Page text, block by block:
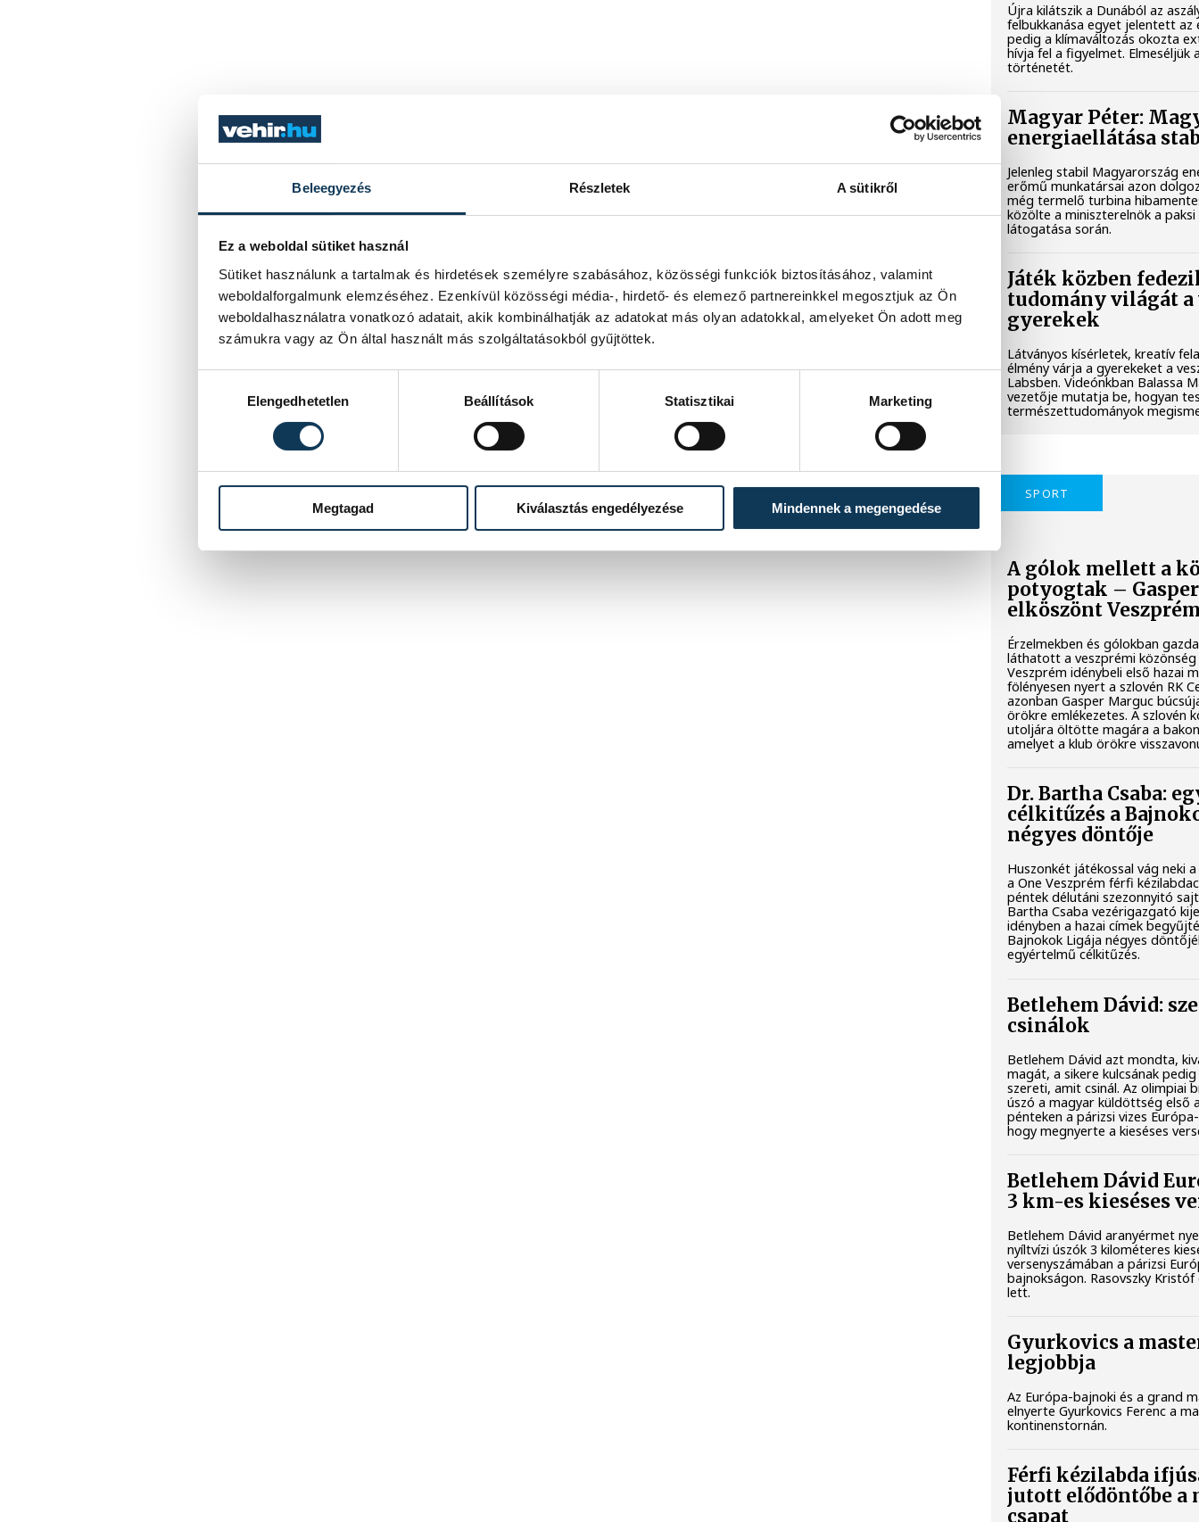
Beleegyezés Részletek A sütikről
Ez a weboldal sütiket használ
Sütiket használunk a tartalmak és hirdetések személyre szabásához, közösségi funkciók biztosításához, valamint
weboldalforgalmunk elemzéséhez. Ezenkívül közösségi média-, hirdető- és elemező partnereinkkel megosztjuk az Ön
weboldalhasználatra vonatkozó adatait, akik kombinálhatják az adatokat más olyan adatokkal, amelyeket Ön adott meg
számukra vagy az Ön által használt más szolgáltatásokból gyűjtöttek.
Elengedhetetlen
Beállítások Statisztikai Marketing
Megtagad Kiválasztás engedélyezése Mindennek a megengedése
Újra kilátszik a Dunából az
felbukkanása egyet jelentett az
pedig a klímaváltozás okozta
hívja fel a figyelmet. Elmeséljük
történetét.
Magyar Péter:
energiaellátása
Jelenleg stabil Magyarország
erőmű munkatársai azon
még termelő turbina
közölte a miniszterelnök a
látogatása során.
Játék közben
tudomány világát a
gyerekek
Látványos kísérletek, kreatív
élmény várja a gyerekeket a
Labsben. Videónkban Balassa
vezetője mutatja be, hogyan
természettudományok
SPORT
A gólok mellett a
potyogtak –
elköszönt
Érzelmekben és gólokban
láthatott a veszprémi közönség
Veszprém idénybeli első hazai
fölényesen nyert a szlovén RK
azonban Gasper Marguc
örökre emlékezetes. A szlovén
utoljára öltötte magára a
amelyet a klub örökre
Dr. Bartha Csaba:
célkitűzés a
négyes döntője
Huszonkét játékossal vág neki
a One Veszprém férfi
péntek délutáni szezonnyitó
Bartha Csaba vezérigazgató
idényben a hazai címek
Bajnokok Ligája négyes
egyértelmű célkitűzés.
Betlehem Dávid:
csinálok
Betlehem Dávid azt mondta,
magát, a sikere kulcsának
szereti, amit csinál. Az olimpiai
úszó a magyar küldöttség első
pénteken a párizsi vizes
hogy megnyerte a kieséses
Betlehem Dávid
3 km-es kieséses
Betlehem Dávid aranyérmet
nyíltvízi úszók 3 kilométeres
versenyszámában a párizsi
bajnokságon. Rasovszky
lett.
Gyurkovics a
legjobbja
Az Európa-bajnoki és a grand
elnyerte Gyurkovics Ferenc a
kontinenstornán.
Férfi kézilabda
jutott elődöntőbe a
csapat